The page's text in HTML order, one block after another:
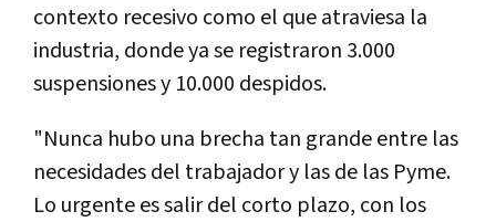
contexto recesivo como el que atraviesa la
industria, donde ya se registraron 3.000
suspensiones y 10.000 despidos.
"Nunca hubo una brecha tan grande entre las
necesidades del trabajador y las de las Pyme.
Lo urgente es salir del corto plazo, con los